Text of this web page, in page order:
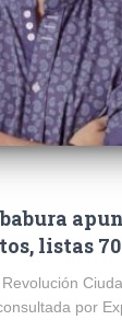
listas 70
por